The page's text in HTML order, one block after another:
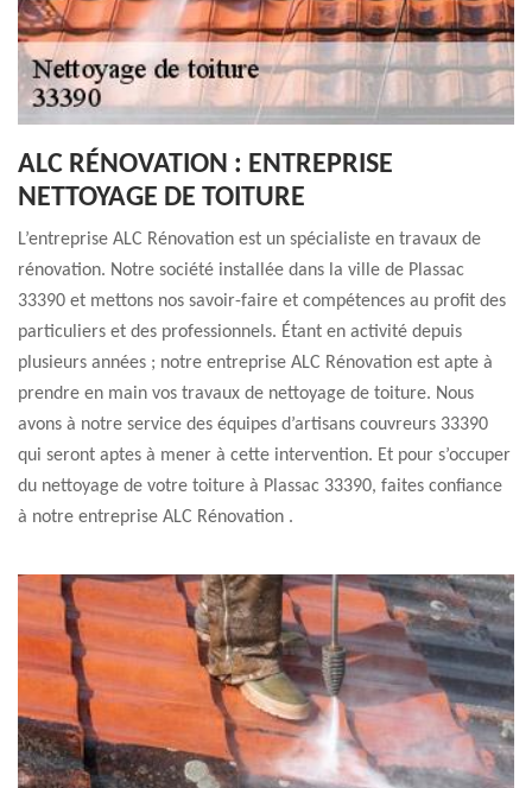
ALC RÉNOVATION : ENTREPRISE
NETTOYAGE DE TOITURE
L’entreprise ALC Rénovation est un spécialiste en travaux de
rénovation. Notre société installée dans la ville de Plassac
33390 et mettons nos savoir-faire et compétences au profit des
particuliers et des professionnels. Étant en activité depuis
plusieurs années ; notre entreprise ALC Rénovation est apte à
prendre en main vos travaux de nettoyage de toiture. Nous
avons à notre service des équipes d’artisans couvreurs 33390
qui seront aptes à mener à cette intervention. Et pour s’occuper
du nettoyage de votre toiture à Plassac 33390, faites confiance
à notre entreprise ALC Rénovation .